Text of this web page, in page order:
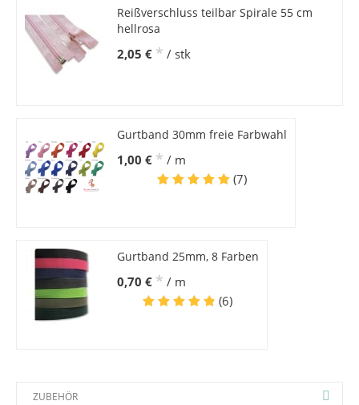
Reißverschluss teilbar Spirale 55 cm
hellrosa
2,05 € * / stk
Gurtband 30mm freie Farbwahl
1,00 € * / m
(7)
Gurtband 25mm, 8 Farben
0,70 € * / m
(6)
ZUBEHÖR